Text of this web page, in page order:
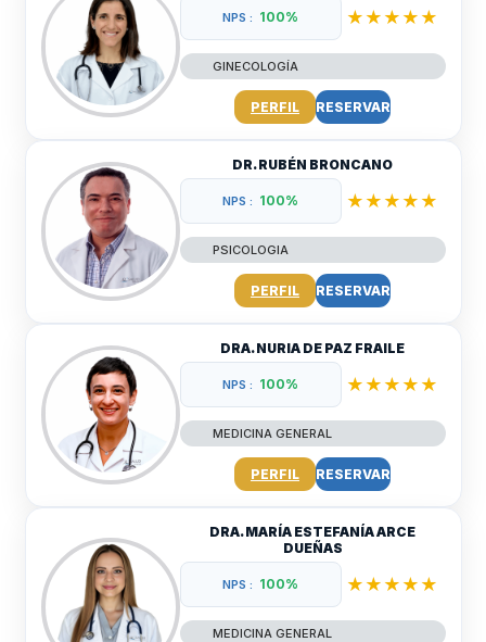
NPS : 100% ★★★★★
GINECOLOGÍA
PERFIL RESERVAR
DR. RUBÉN BRONCANO
NPS : 100% ★★★★★
PSICOLOGIA
PERFIL RESERVAR
DRA. NURIA DE PAZ FRAILE
NPS : 100% ★★★★★
MEDICINA GENERAL
PERFIL RESERVAR
DRA. MARÍA ESTEFANÍA ARCE
DUEÑAS
NPS : 100% ★★★★★
MEDICINA GENERAL